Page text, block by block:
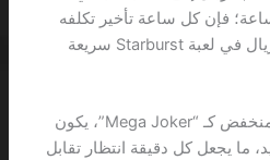
السحب تستغرق 72 ساعة؛ فإن كل ساعة تأخير تكلفه
فرصة ربح محتملة بقيمة 20 ريال في لعبة Starburst سريعة
المقارنة: في لعبة ذات تقلب منخفض كـ “Mega Joker”، يكون
من الرصيد، ما يجعل كل دقيقة انتظار تقابل